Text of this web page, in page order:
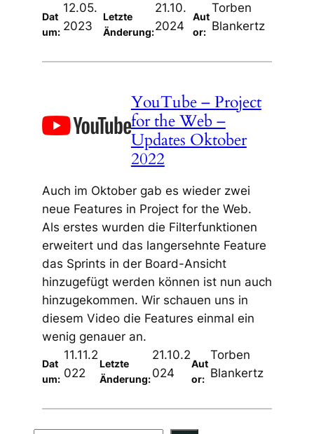
Dat
um:
12.05.
2023
Letzte
Änderung:
21.10.
2024
Aut
or:
Torben
Blankertz
YouTube – Project
for the Web –
Updates Oktober
2022
Auch im Oktober gab es wieder zwei
neue Features in Project for the Web.
Als erstes wurden die Filterfunktionen
erweitert und das langersehnte Feature
das Sprints in der Board-Ansicht
hinzugefügt werden können ist nun auch
hinzugekommen. Wir schauen uns in
diesem Video die Features einmal ein
wenig genauer an.
Dat
um:
11.11.2
022
Letzte
Änderung:
21.10.2
024
Aut
or:
Torben
Blankertz